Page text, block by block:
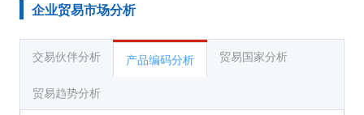
企业贸易市场分析
交易伙伴分析 产品编码分析 贸易国家分析
贸易趋势分析